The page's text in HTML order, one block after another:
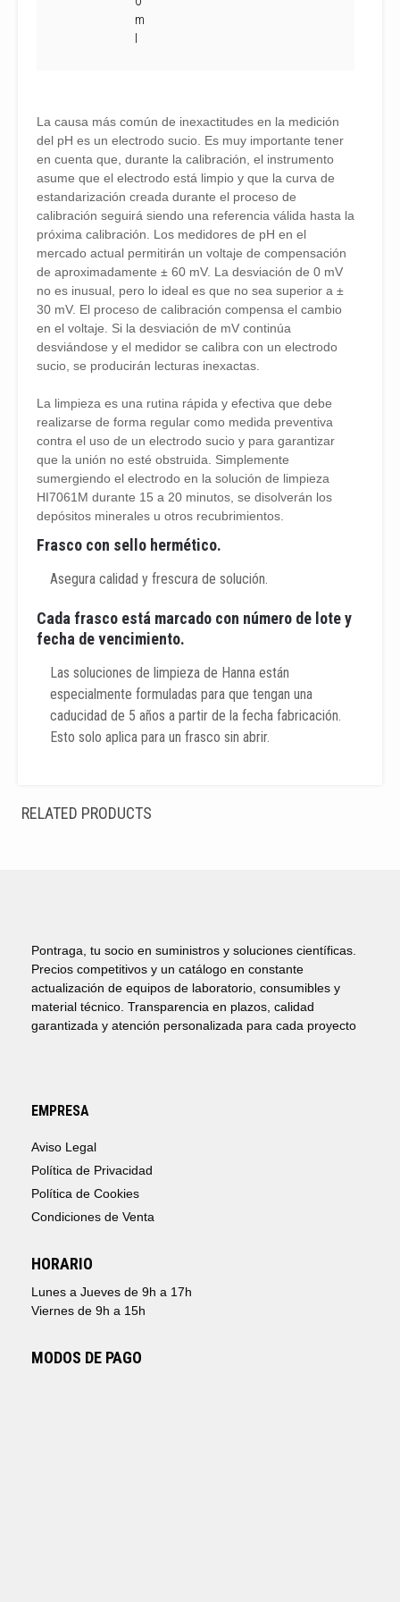
m
l
La causa más común de inexactitudes en la medición
del pH es un electrodo sucio. Es muy importante tener
en cuenta que, durante la calibración, el instrumento
asume que el electrodo está limpio y que la curva de
estandarización creada durante el proceso de
calibración seguirá siendo una referencia válida hasta la
próxima calibración. Los medidores de pH en el
mercado actual permitirán un voltaje de compensación
de aproximadamente ± 60 mV. La desviación de 0 mV
no es inusual, pero lo ideal es que no sea superior a ±
30 mV. El proceso de calibración compensa el cambio
en el voltaje. Si la desviación de mV continúa
desviándose y el medidor se calibra con un electrodo
sucio, se producirán lecturas inexactas.
La limpieza es una rutina rápida y efectiva que debe
realizarse de forma regular como medida preventiva
contra el uso de un electrodo sucio y para garantizar
que la unión no esté obstruida. Simplemente
sumergiendo el electrodo en la solución de limpieza
HI7061M durante 15 a 20 minutos, se disolverán los
depósitos minerales u otros recubrimientos.
Frasco con sello hermético.
Asegura calidad y frescura de solución.
Cada frasco está marcado con número de lote y
fecha de vencimiento.
Las soluciones de limpieza de Hanna están
especialmente formuladas para que tengan una
caducidad de 5 años a partir de la fecha fabricación.
Esto solo aplica para un frasco sin abrir.
RELATED PRODUCTS
Pontraga, tu socio en suministros y soluciones científicas.
Precios competitivos y un catálogo en constante
actualización de equipos de laboratorio, consumibles y
material técnico. Transparencia en plazos, calidad
garantizada y atención personalizada para cada proyecto
EMPRESA
Aviso Legal
Política de Privacidad
Política de Cookies
Condiciones de Venta
HORARIO
Lunes a Jueves de 9h a 17h
Viernes de 9h a 15h
MODOS DE PAGO